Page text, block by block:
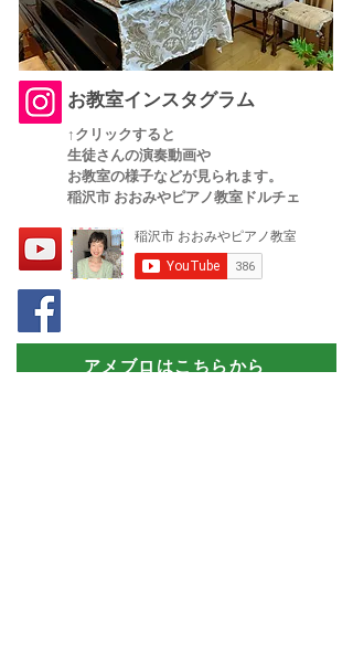
お教室インスタグラム
↑クリックすると
生徒さんの演奏動画や
お教室の様子などが​見られます。
稲沢市 おおみやピアノ教室ドルチェ
アメブロはこちらから